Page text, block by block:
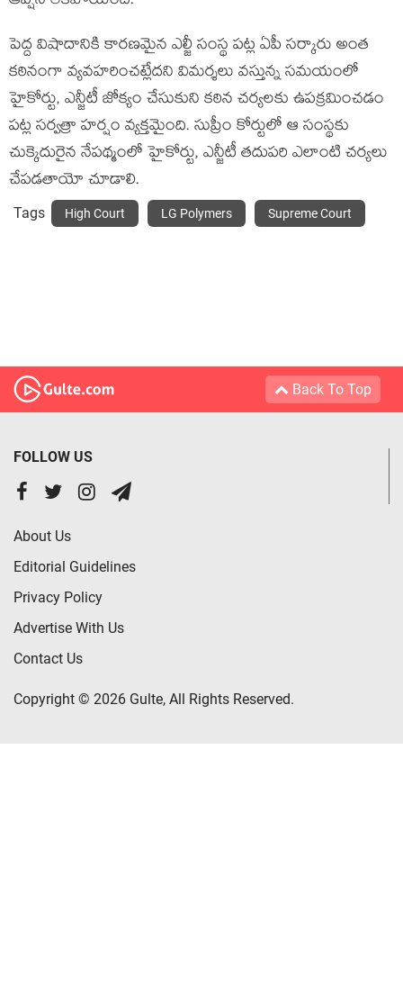
పెద్ద విషాదానికి కార‌ణ‌మైన ఎల్జీ సంస్థ ప‌ట్ల ఏపీ స‌ర్కారు అంత
క‌ఠినంగా వ్య‌వ‌హ‌రించ‌ట్లేద‌ని విమ‌ర్శ‌లు వ‌స్తున్న స‌మ‌యంలో
హైకోర్టు, ఎన్జీటీ జోక్యం చేసుకుని క‌ఠిన చ‌ర్య‌ల‌కు ఉప‌క్ర‌మించ‌డం
ప‌ట్ల స‌ర్వ‌త్రా హ‌ర్షం వ్య‌క్త‌మైంది. సుప్రీం కోర్టులో ఆ సంస్థ‌కు
చుక్కెదురైన నేప‌థ్మంలో హైకోర్టు, ఎన్జీటీ త‌దుప‌రి ఎలాంటి చ‌ర్య‌లు
చేప‌డ‌తాయో చూడాలి.
Tags High Court LG Polymers Supreme Court
Back To Top
FOLLOW US
About Us
Editorial Guidelines
Privacy Policy
Advertise With Us
Contact Us
Copyright © 2026 Gulte, All Rights Reserved.